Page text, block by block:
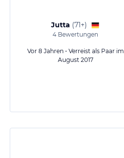
Jutta (71+)
4 Bewertungen
Vor 8 Jahren • Verreist als Paar im
August 2017